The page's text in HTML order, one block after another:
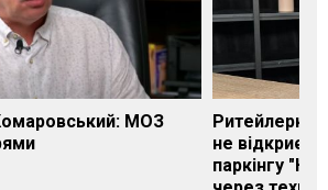
МОЗ
Ритейлерка
не
паркінгу